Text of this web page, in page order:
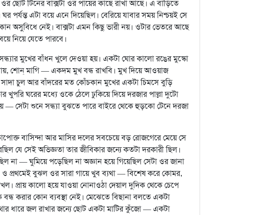
ছোট টিনের বাক্সটা ওর পায়ের কাছে রাখা আছে। এ বাড়িতে
এটা বয়ে এনে দিয়েছিল। বেরিয়ে যাবার সময় নিশ্চয়ই সে
অসুবিধে নেই। বাক্সটা এমন কিছু ভারী নয়। ওটার ভেতরে আছে
নিয়ে যেতে পারবে।
মুখের বাঁধন খুলে দেওয়া হয়। একটা ঘোর কালো রঙের মুস্কো
শোন্‌ মাগি — একদম মুখ বন্ধ রাখবি। মুখ দিয়ে আওয়াজ
চুল আর বাঁদরের মত কোঁচকান মুখের একটা চিমসে বুড়ি
খুপরি ঘরের মধ্যে ওকে ঠেলে ঢুকিয়ে দিয়ে দরজার পাল্লা দুটো
সেটা শুনে সন্ধ্যা বুঝতে পারে বাইরে থেকে হুড়কো টেনে দরজা
বাসিন্দা আর মাসির দলের সবচেয়ে বড় রোজগেরে মেয়ে সে
যে সেই অভিজ্ঞতা তার জীবিকার জন্যে কতটা দরকারী ছিল।
— ঘুমিয়ে পড়েছিল না অজ্ঞান হয়ে গিয়েছিল সেটা ওর জানা
বুঝল ওর সারা গায়ে খুব ব্যথা — বিশেষ করে কোমর,
কালো হয়ে যাওয়া নোনাওঠা দেয়াল দুদিক থেকে চেপে
করার কোন ব্যবস্থা নেই। মেঝেতে বিছানা বলতে একটা
ধারে জল রাখার জন্যে ছোট একটা মাটির কুঁজো — একটা